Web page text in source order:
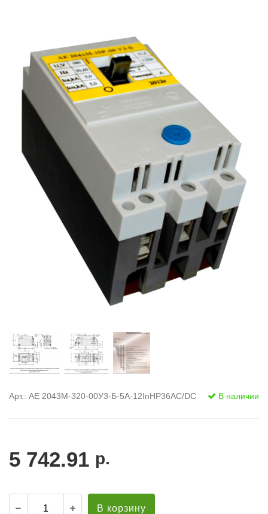
Стремянки с
Стремянки с
опорой
Ширмы
РЗА (шторы)
Штендеры
Щиты
диэлектрические
Арт.: АЕ 2043М-320-00У3-Б-5А-12InНР36AC/DC В наличии
5 742.91 р.
В корзину